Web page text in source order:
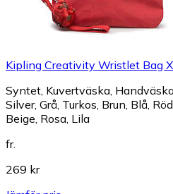
Kipling Creativity Wristlet Bag
Syntet, Kuvertväska,
Silver, Grå, Turkos, Brun, Blå,
Beige, Rosa, Lila
fr.
269 kr